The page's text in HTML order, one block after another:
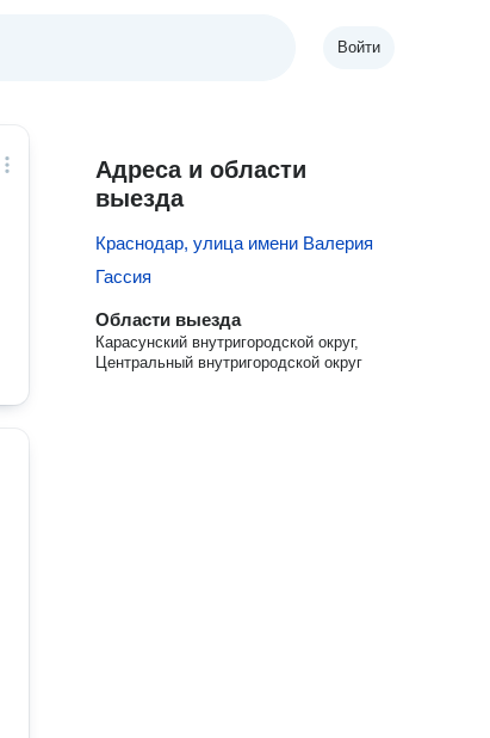
Войти
Адреса и области
выезда
Краснодар, улица имени Валерия
Гассия
Области выезда
Карасунский внутригородской округ,
Центральный внутригородской округ